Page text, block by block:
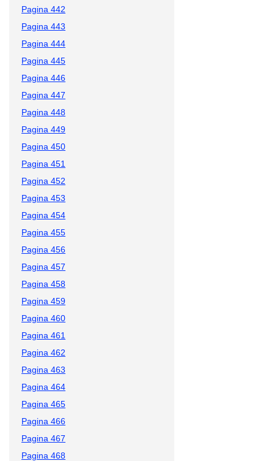
Pagina 442
Pagina 443
Pagina 444
Pagina 445
Pagina 446
Pagina 447
Pagina 448
Pagina 449
Pagina 450
Pagina 451
Pagina 452
Pagina 453
Pagina 454
Pagina 455
Pagina 456
Pagina 457
Pagina 458
Pagina 459
Pagina 460
Pagina 461
Pagina 462
Pagina 463
Pagina 464
Pagina 465
Pagina 466
Pagina 467
Pagina 468